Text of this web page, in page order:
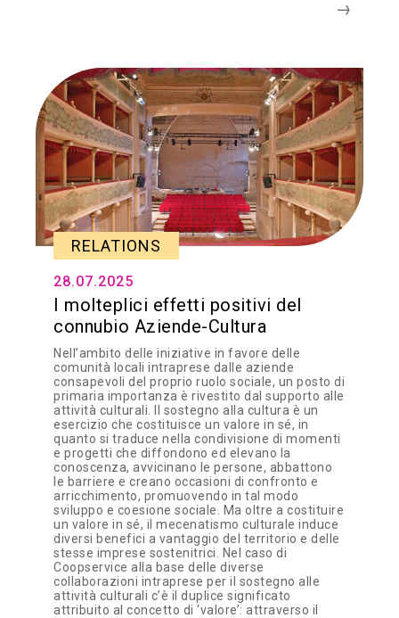
RELATIONS
28.07.2025
I molteplici effetti positivi del
connubio Aziende-Cultura
Nell’ambito delle iniziative in favore delle
comunità locali intraprese dalle aziende
consapevoli del proprio ruolo sociale, un posto di
primaria importanza è rivestito dal supporto alle
attività culturali. Il sostegno alla cultura è un
esercizio che costituisce un valore in sé, in
quanto si traduce nella condivisione di momenti
e progetti che diffondono ed elevano la
conoscenza, avvicinano le persone, abbattono
le barriere e creano occasioni di confronto e
arricchimento, promuovendo in tal modo
sviluppo e coesione sociale. Ma oltre a costituire
un valore in sé, il mecenatismo culturale induce
diversi benefici a vantaggio del territorio e delle
stesse imprese sostenitrici. Nel caso di
Coopservice alla base delle diverse
collaborazioni intraprese per il sostegno alle
attività culturali c’è il duplice significato
attribuito al concetto di ‘valore’: attraverso il